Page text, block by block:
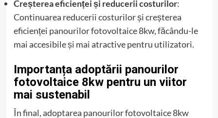
Creșterea eficienței și reducerii costurilor:
Continuarea reducerii costurilor și creșterea
eficienței panourilor fotovoltaice 8kw, făcându-le
mai accesibile și mai atractive pentru utilizatori.
Importanța adoptării panourilor
fotovoltaice 8kw pentru un viitor
mai sustenabil
În final, adoptarea panourilor fotovoltaice 8kw